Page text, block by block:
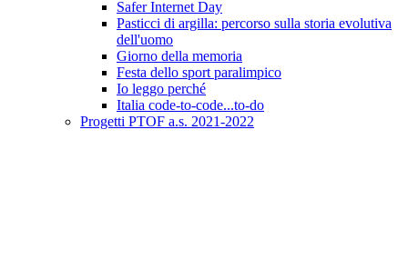
Safer Internet Day
Pasticci di argilla: percorso sulla storia evolutiva
dell'uomo
Giorno della memoria
Festa dello sport paralimpico
Io leggo perché
Italia code-to-code...to-do
Progetti PTOF a.s. 2021-2022